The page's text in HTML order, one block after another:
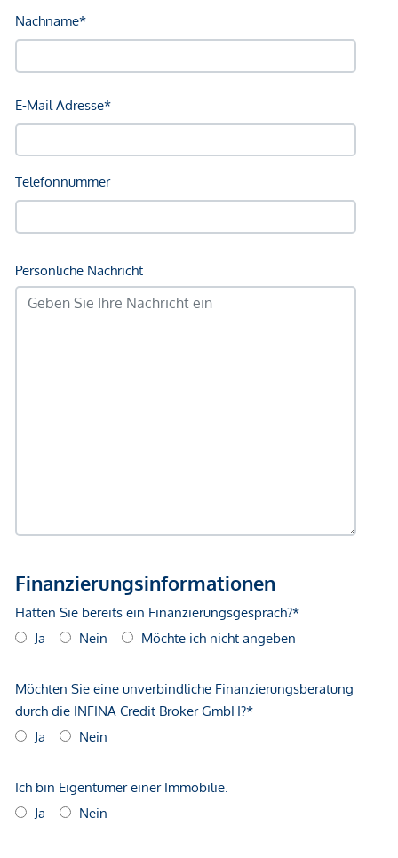
Autobahnanschluss <3.500m
Angaben Entfernung Luftlinie / Quelle: OpenStreetMap
GmbH zustande. Das Objekt wird von einem externen
Immobilienunternehmen angeboten. Allfällige aus dem
Vertragsabschluss resultierende Rechte sind ausschließlich
gemachten Angaben und Informationen lediglich
unverbindliche Vorabinformationen sind und daher ohne
Gewähr erfolgen. Der Vermittler ist als Doppelmakler tätig.